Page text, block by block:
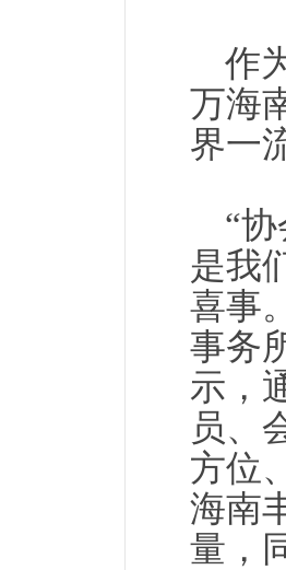
作
万海
界一
“
是我
喜事
事务
示，
员、
方位
海南
量，